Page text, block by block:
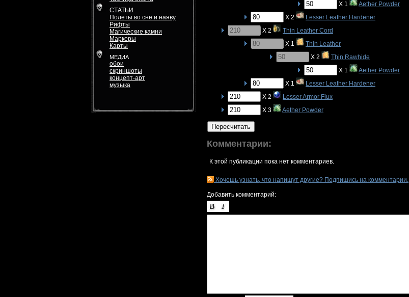
СТАТЬИ
Полеты во сне и наяву
Рифты
Магические камни
Маркеры
Карты
МЕДИА
обои
скриншоты
концепт-арт
музыка
X 1
Aether Powder
X 2
Lesser Leather Hardener
X 2
Thin Leather Cord
X 1
Thin Leather
X 2
Thin Rawhide
X 1
Aether Powder
X 1
Lesser Leather Hardener
X 2
Lesser Armor Flux
X 3
Aether Powder
Пересчитать
Комментарии:
К этой публикации пока нет комментариев.
Хочешь узнать, что напишут другие? Подпишись на комментарии.
Добавить комментарий: